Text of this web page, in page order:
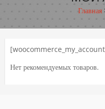
Главная
Нет рекомендуемых товаров.